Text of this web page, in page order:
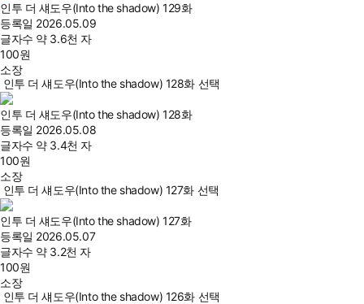
인투 더 섀도우(Into the shadow) 129화
등록일 2026.05.09
글자수 약 3.6천 자
100원
소장
인투 더 섀도우(Into the shadow) 128화 선택
인투 더 섀도우(Into the shadow) 128화
등록일 2026.05.08
글자수 약 3.4천 자
100원
소장
인투 더 섀도우(Into the shadow) 127화 선택
인투 더 섀도우(Into the shadow) 127화
등록일 2026.05.07
글자수 약 3.2천 자
100원
소장
인투 더 섀도우(Into the shadow) 126화 선택